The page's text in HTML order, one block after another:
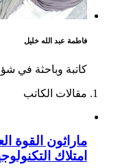
فاطمة عبد الله خليل
كاتبة وباحثة في
مقالات الكاتب
ماراثون القوة
امتلاك